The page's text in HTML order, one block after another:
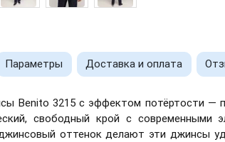
Параметры Доставка и оплата
Benito 3215 с эффектом потёртости —
свободный крой с современными
оттенок делают эти джинсы